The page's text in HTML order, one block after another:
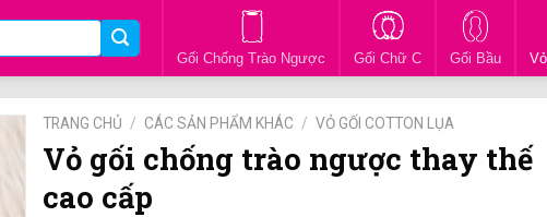
Gối Chống Trào Ngược Gối Chữ C Gối Bầu
TRANG CHỦ / CÁC SẢN PHẨM KHÁC / VỎ GỐI COTTON LỤA
Vỏ gối chống trào ngược thay thế
cao cấp